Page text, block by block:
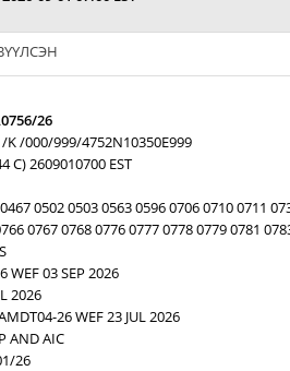
26
K /000/999/4752N10350E999
C) 2609010700 EST
0502 0503 0563 0596 0706 0710 0711
0767 0768 0776 0777 0778 0779 0781
WEF 03 SEP 2026
2026
26 WEF 23 JUL 2026
AND AIC
26